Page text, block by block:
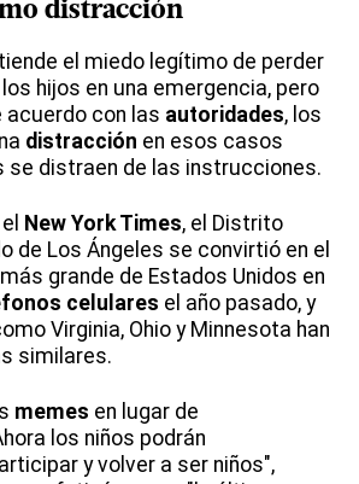
distracción
el miedo legítimo de perder
hijos en una emergencia, pero
acuerdo con las autoridades, los
distracción en esos casos
se distraen de las instrucciones.
New York Times, el Distrito
de Los Ángeles se convirtió en el
grande de Estados Unidos en
celulares el año pasado, y
Virginia, Ohio y Minnesota han
similares.
memes en lugar de
los niños podrán
y volver a ser niños",